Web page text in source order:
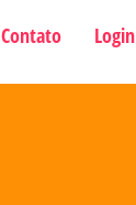
Contato Login